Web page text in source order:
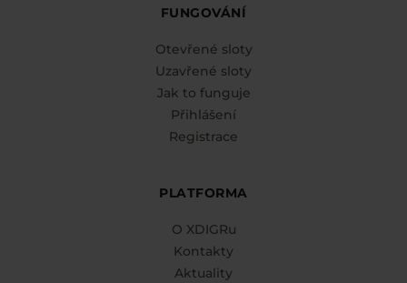
FUNGOVÁNÍ
Otevřené sloty
Uzavřené sloty
Jak to funguje
Přihlášení
Registrace
PLATFORMA
O XDIGRu
Kontakty
Aktuality